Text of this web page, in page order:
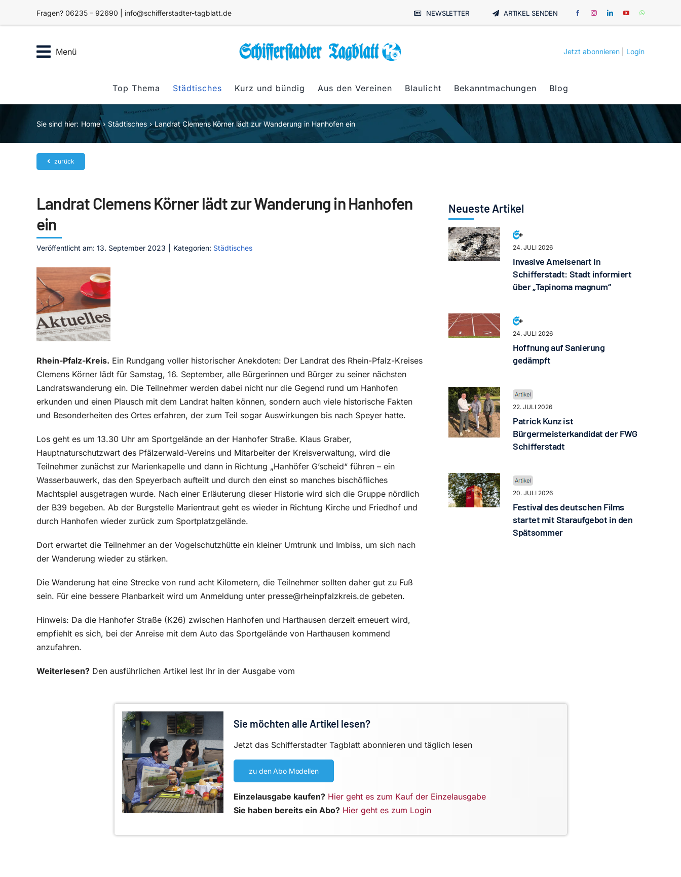
Fragen? 06235 – 92690 | info@schifferstadter-tagblatt.de NEWSLETTER ARTIKEL SENDEN
Menü Jetzt abonnieren Login
Top Thema Städtisches Kurz und bündig Aus den Vereinen Blaulicht Bekanntmachungen Blog
Sie sind hier: Home Städtisches Landrat Clemens Körner lädt zur Wanderung in Hanhofen ein
zurück
Landrat Clemens Körner lädt zur Wanderung in Hanhofen
ein
Veröffentlicht am: 13. September 2023 Kategorien: Städtisches
Rhein-Pfalz-Kreis. Ein Rundgang voller historischer Anekdoten: Der Landrat des Rhein-Pfalz-Kreises
Clemens Körner lädt für Samstag, 16. September, alle Bürgerinnen und Bürger zu seiner nächsten
Landratswanderung ein. Die Teilnehmer werden dabei nicht nur die Gegend rund um Hanhofen
erkunden und einen Plausch mit dem Landrat halten können, sondern auch viele historische Fakten
und Besonderheiten des Ortes erfahren, der zum Teil sogar Auswirkungen bis nach Speyer hatte.
Los geht es um 13.30 Uhr am Sportgelände an der Hanhofer Straße. Klaus Graber,
Hauptnaturschutzwart des Pfälzerwald-Vereins und Mitarbeiter der Kreisverwaltung, wird die
Teilnehmer zunächst zur Marienkapelle und dann in Richtung „Hanhöfer G’scheid“ führen – ein
Wasserbauwerk, das den Speyerbach aufteilt und durch den einst so manches bischöfliches
Machtspiel ausgetragen wurde. Nach einer Erläuterung dieser Historie wird sich die Gruppe nördlich
der B39 begeben. Ab der Burgstelle Marientraut geht es wieder in Richtung Kirche und Friedhof und
durch Hanhofen wieder zurück zum Sportplatzgelände.
Dort erwartet die Teilnehmer an der Vogelschutzhütte ein kleiner Umtrunk und Imbiss, um sich nach
der Wanderung wieder zu stärken.
Die Wanderung hat eine Strecke von rund acht Kilometern, die Teilnehmer sollten daher gut zu Fuß
sein. Für eine bessere Planbarkeit wird um Anmeldung unter presse@rheinpfalzkreis.de gebeten.
Hinweis: Da die Hanhofer Straße (K26) zwischen Hanhofen und Harthausen derzeit erneuert wird,
empfiehlt es sich, bei der Anreise mit dem Auto das Sportgelände von Harthausen kommend
anzufahren.
Weiterlesen? Den ausführlichen Artikel lest Ihr in der Ausgabe vom
Neueste Artikel
24. JULI 2026
Invasive Ameisenart in
Schifferstadt: Stadt informiert
über „Tapinoma magnum“
24. JULI 2026
Hoffnung auf Sanierung
gedämpft
22. JULI 2026
Patrick Kunz ist
Bürgermeisterkandidat der FWG
Schifferstadt
20. JULI 2026
Festival des deutschen Films
startet mit Staraufgebot in den
Spätsommer
Sie möchten alle Artikel lesen?
Jetzt das Schifferstadter Tagblatt abonnieren und täglich lesen
zu den Abo Modellen
Einzelausgabe kaufen? Hier geht es zum Kauf der Einzelausgabe
Sie haben bereits ein Abo? Hier geht es zum Login